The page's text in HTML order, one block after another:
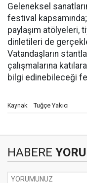
Geleneksel
festival
paylaşım atölyeleri,
dinletileri de
Vatandaşların
çalışmalarına
bilgi edinebileceği
Kaynak: Tuğçe Yakıcı
HABERE